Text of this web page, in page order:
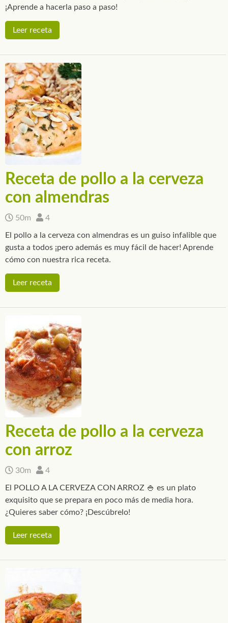
¡Aprende a hacerla paso a paso!
Leer receta
Receta de pollo a la cerveza
con almendras
50m 4
El pollo a la cerveza con almendras es un guiso infalible que
gusta a todos ¡pero además es muy fácil de hacer! Aprende
cómo con nuestra rica receta.
Leer receta
Receta de pollo a la cerveza
con arroz
30m 4
El POLLO A LA CERVEZA CON ARROZ 🍚 es un plato
exquisito que se prepara en poco más de media hora.
¿Quieres saber cómo? ¡Descúbrelo!
Leer receta